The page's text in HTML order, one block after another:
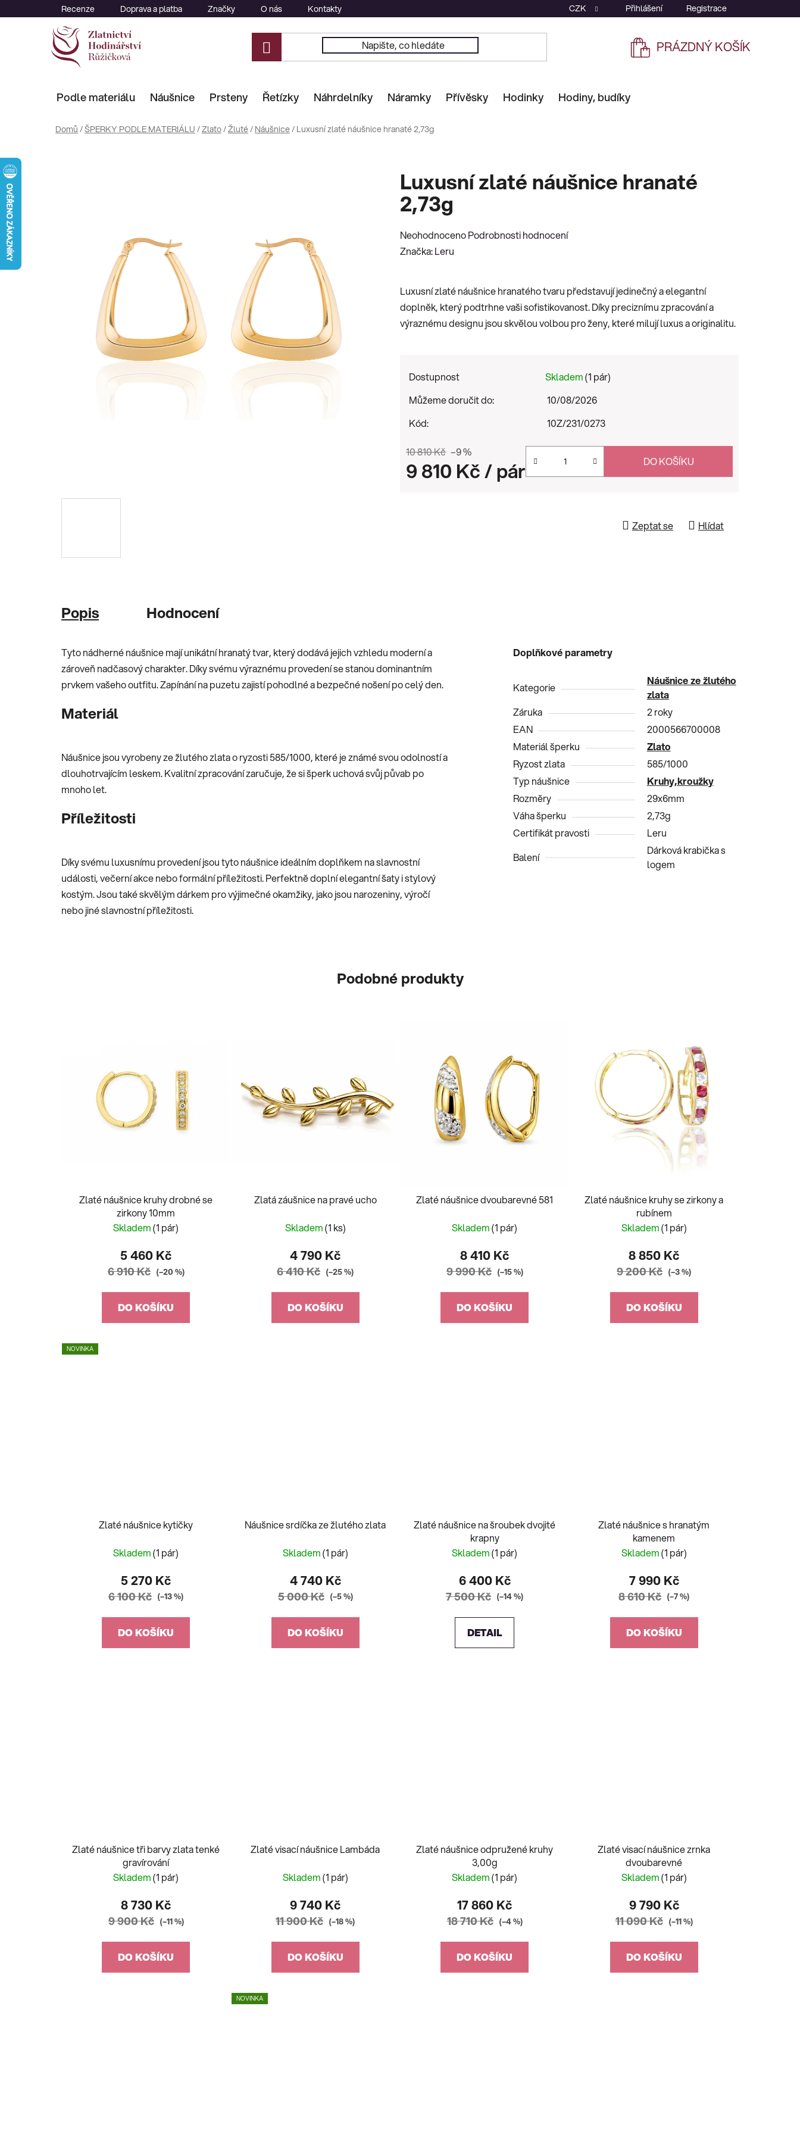
na
Recenze Doprava a platba Značky O nás Kontakty CZK Přihlášení Registrace
NÁKUPNÍ
PRÁZDNÝ KOŠÍK
Podle materiálu Náušnice Prsteny Řetízky Náhrdelníky Náramky Přívěsky Hodinky Hodiny, budíky
Domů /ŠPERKY PODLE MATERIÁLU /Zlato/Žluté/ Náušnice/ Luxusní zlaté náušnice hranaté 2,73g
Luxusní zlaté náušnice hranaté
2,73g
Průměrné
hodnocení
0,0
z
5
NeohodnocenoPodrobnosti hodnocení
Značka:Leru
Luxusní zlaté náušnice hranatého tvaru představují jedinečný a elegantní
doplněk, který podtrhne vaši sofistikovanost. Díky preciznímu zpracování a
výraznému designu jsou skvělou volbou pro ženy, které milují luxus a originalitu.
Dostupnost Skladem(1 pár)
Můžeme doručit do:
10/08/2026
Kód:
10Z/231/0273
10 810 Kč –9 %
9 810 Kč/ pár DO KOŠÍKU
Zeptat se Hlídat
Popis Hodnocení
Tyto nádherné náušnice mají unikátní hranatý tvar, který dodává jejich vzhledu moderní a
zároveň nadčasový charakter. Díky svému výraznému provedení se stanou dominantním
prvkem vašeho outfitu. Zapínání na puzetu zajistí pohodlné a bezpečné nošení po celý den.
Materiál
Náušnice jsou vyrobeny ze žlutého zlata o ryzosti 585/1000, které je známé svou odolností a
dlouhotrvajícím leskem. Kvalitní zpracování zaručuje, že si šperk uchová svůj půvab po
mnoho let.
Příležitosti
Díky svému luxusnímu provedení jsou tyto náušnice ideálním doplňkem na slavnostní
události, večerní akce nebo formální příležitosti. Perfektně doplní elegantní šaty i stylový
kostým. Jsou také skvělým dárkem pro výjimečné okamžiky, jako jsou narozeniny, výročí
nebo jiné slavnostní příležitosti.
Doplňkové parametry
Kategorie
Náušnice ze žlutého
zlata
Záruka
2 roky
EAN
2000566700008
Materiál šperku
Zlato
Ryzost zlata
585/1000
Typ náušnice
Kruhy,kroužky
Rozměry
29x6mm
Váha šperku
2,73g
Certifikát pravosti
Leru
Balení
Dárková krabička s
logem
Podobné produkty
Zlaté náušnice kruhy drobné se
zirkony 10mm
Skladem(1 pár)
5 460 Kč
6 910 Kč (–20 %)
DO KOŠÍKU
Zlatá záušnice na pravé ucho
Skladem(1 ks)
4 790 Kč
6 410 Kč (–25 %)
DO KOŠÍKU
Zlaté náušnice dvoubarevné 581
Skladem(1 pár)
8 410 Kč
9 990 Kč (–15 %)
DO KOŠÍKU
Zlaté náušnice kruhy se zirkony a
rubínem
Skladem(1 pár)
8 850 Kč
9 200 Kč (–3 %)
DO KOŠÍKU
NOVINKA
Zlaté náušnice kytičky
Skladem(1 pár)
5 270 Kč
6 100 Kč (–13 %)
DO KOŠÍKU
Náušnice srdíčka ze žlutého zlata
Skladem(1 pár)
4 740 Kč
5 000 Kč (–5 %)
DO KOŠÍKU
Zlaté náušnice na šroubek dvojité
krapny
Skladem(1 pár)
6 400 Kč
7 500 Kč (–14 %)
DETAIL
Zlaté náušnice s hranatým
kamenem
Skladem(1 pár)
7 990 Kč
8 610 Kč (–7 %)
DO KOŠÍKU
Zlaté náušnice tři barvy zlata tenké
gravírování
Skladem(1 pár)
8 730 Kč
9 900 Kč (–11 %)
DO KOŠÍKU
Zlaté visací náušnice Lambáda
Skladem(1 pár)
9 740 Kč
11 900 Kč (–18 %)
DO KOŠÍKU
Zlaté náušnice odpružené kruhy
3,00g
Skladem(1 pár)
17 860 Kč
18 710 Kč (–4 %)
DO KOŠÍKU
Zlaté visací náušnice zrnka
dvoubarevné
Skladem(1 pár)
9 790 Kč
11 090 Kč (–11 %)
DO KOŠÍKU
NOVINKA